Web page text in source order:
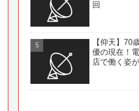
回
【仰天】70
優の現在！
店で働く姿